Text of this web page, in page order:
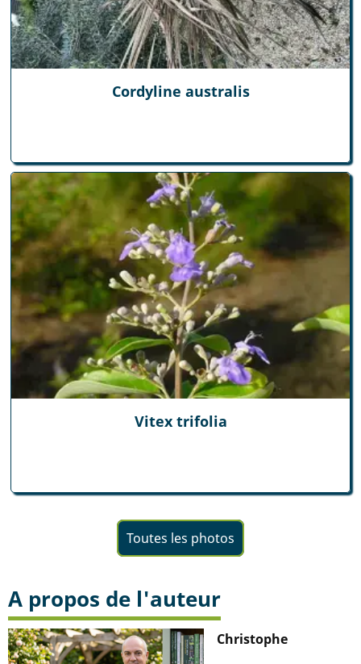
Cordyline australis
Vitex trifolia
Toutes les photos
A propos de l'auteur
Christophe